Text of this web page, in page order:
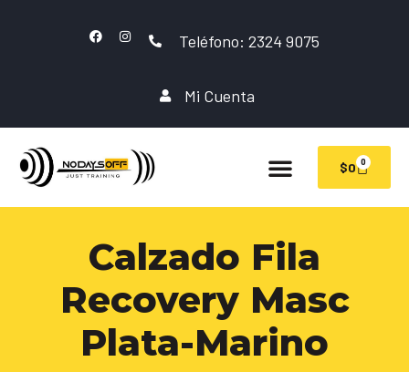
Teléfono: 2324 9075
Mi Cuenta
$0 0
Calzado Fila
Recovery Masc
Plata-Marino